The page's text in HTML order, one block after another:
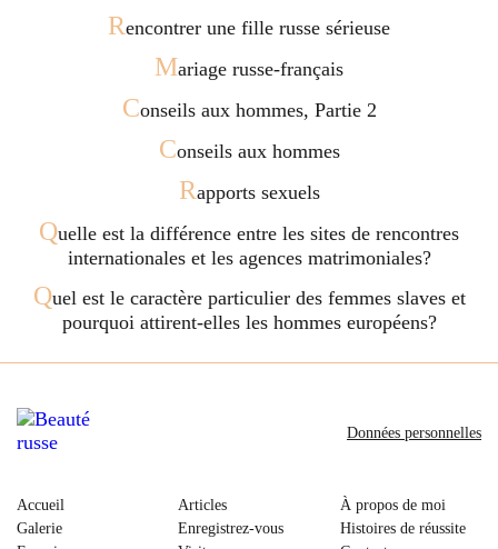
Rencontrer une fille russe sérieuse
Mariage russe-français
Conseils aux hommes, Partie 2
Conseils aux hommes
Rapports sexuels
Quelle est la différence entre les sites de rencontres
internationales et les agences matrimoniales?
Quel est le caractère particulier des femmes slaves et
pourquoi attirent-elles les hommes européens?
Accueil
Galerie
Articles
Enregistrez-vous
À propos de moi
Histoires de réussite
Données personnelles